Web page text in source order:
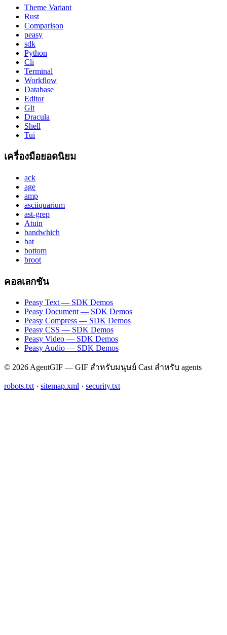
Theme Variant
Rust
Comparison
peasy
sdk
Python
Cli
Terminal
Workflow
Database
Editor
Git
Dracula
Shell
Tui
เครื่องมือยอดนิยม
ack
age
amp
asciiquarium
ast-grep
Atuin
bandwhich
bat
bottom
broot
คอลเลกชัน
Peasy Text — SDK Demos
Peasy Document — SDK Demos
Peasy Compress — SDK Demos
Peasy CSS — SDK Demos
Peasy Video — SDK Demos
Peasy Audio — SDK Demos
© 2026 AgentGIF — GIF สำหรับมนุษย์ Cast สำหรับ agents
robots.txt · sitemap.xml · security.txt